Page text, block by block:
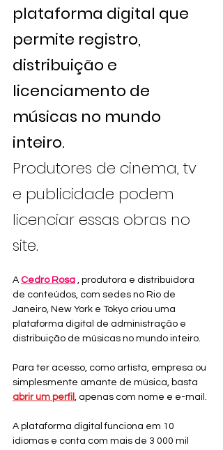
plataforma digital que
permite registro,
distribuição e
licenciamento de
músicas no mundo
inteiro.
Produtores de cinema, tv
e publicidade podem
licenciar essas obras no
site.
A Cedro Rosa , produtora e distribuidora
de conteúdos, com sedes no Rio de
Janeiro, New York e Tokyo criou uma
plataforma digital de administração e
distribuição de músicas no mundo inteiro.
Para ter acesso, como artista, empresa ou
simplesmente amante de música, basta
abrir um perfil , apenas com nome e e-mail.
A plataforma digital funciona em 10
idiomas e conta com mais de 3 000 mil